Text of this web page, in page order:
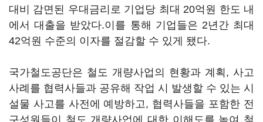
대비 감면된 우대금리로 기업당 최대 20억원 한도 내
에서 대출을 받았다.이를 통해 기업들은 2년간 최대
42억원 수준의 이자를 절감할 수 있게 됐다.
국가철도공단은 철도 개량사업의 현황과 계획, 사고
사례를 협력사들과 공유해 작업 시 발생할 수 있는 시
설물 사고를 사전에 예방하고, 협력사들을 포함한 전
구성원들이 철도 개량사업에 대한 이해도를 높여 철